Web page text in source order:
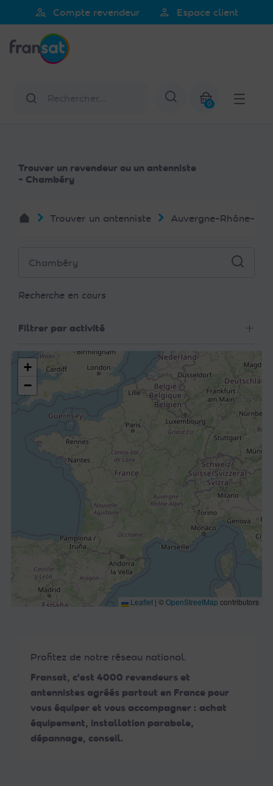
noter
Ce
comprend
person_search Compte revendeur person Espace client
Afficher la
0
Trouver un revendeur ou un antenniste
- Chambéry
Trouver un antenniste Auvergne-Rhône-
Recherche en cours
Filtrer par activité
Profitez de notre réseau national.
Fransat, c'est 4000 revendeurs et
antennistes agréés partout en France pour
vous équiper et vous accompagner : achat
équipement, installation parabole,
dépannage, conseil.
+
−
Leaflet | ©OpenStreetMap contributors